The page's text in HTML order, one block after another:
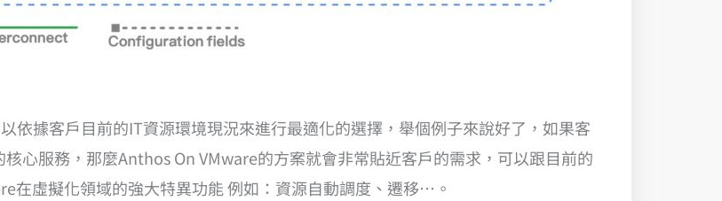
依據客戶目前的IT資源環境現況來進行最適化的選擇，舉個例子來說好了，如果客
心服務，那麼Anthos On VMware的方案就會非常貼近客戶的需求，可以跟目前的
在虛擬化領域的強大特異功能 例如：資源自動調度、遷移…。